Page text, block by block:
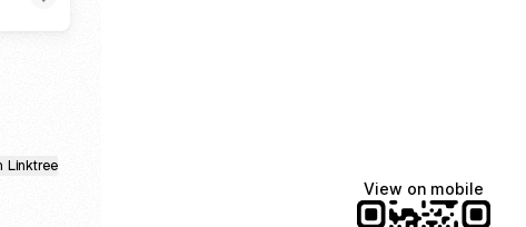
Linktree
View on mobile